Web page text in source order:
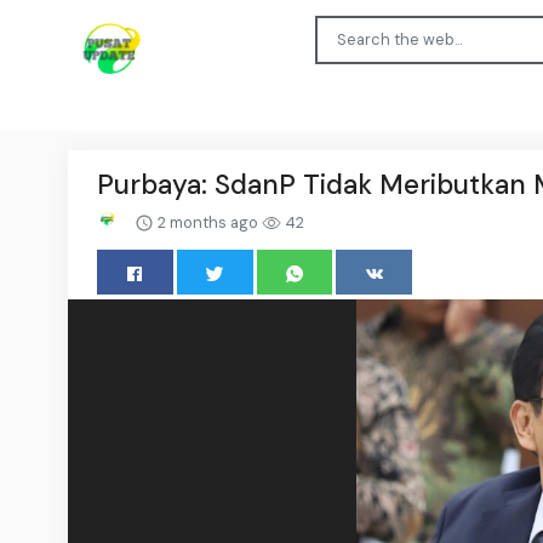
Purbaya: SdanP Tidak Meributkan
2 months ago 42